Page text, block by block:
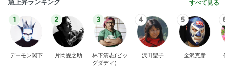
急上昇ランキング すべて見る
1
デーモン閣下
2
片岡愛之助
3
林下清志(ビッ
グダディ)
4
沢田聖子
5
金沢克彦